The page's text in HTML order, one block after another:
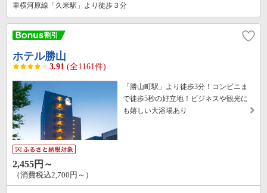
車横河原線「久米駅」より徒歩３分
ホテル勝山
3.91 (全1161件)
「勝山町駅」より徒歩3分！コンビニま
で徒歩5秒の好立地！ビジネスや観光に
も嬉しい大浴場あり
2,455円～
（消費税込2,700円～）